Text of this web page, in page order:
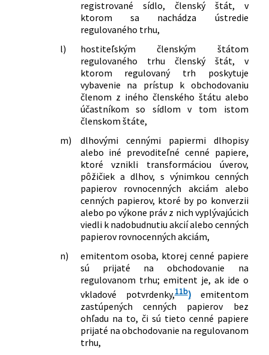
registrované sídlo, členský štát, v
ktorom sa nachádza ústredie
regulovaného trhu,
l)
hostiteľským členským štátom
regulovaného trhu členský štát, v
ktorom regulovaný trh poskytuje
vybavenie na prístup k obchodovaniu
členom z iného členského štátu alebo
účastníkom so sídlom v tom istom
členskom štáte,
m)
dlhovými cennými papiermi dlhopisy
alebo iné prevoditeľné cenné papiere,
ktoré vznikli transformáciou úverov,
pôžičiek a dlhov, s výnimkou cenných
papierov rovnocenných akciám alebo
cenných papierov, ktoré by po konverzii
alebo po výkone práv z nich vyplývajúcich
viedli k nadobudnutiu akcií alebo cenných
papierov rovnocenných akciám,
n)
emitentom osoba, ktorej cenné papiere
sú prijaté na obchodovanie na
regulovanom trhu; emitent je, ak ide o
vkladové potvrdenky,11b)emitentom
zastúpených cenných papierov bez
ohľadu na to, či sú tieto cenné papiere
prijaté na obchodovanie na regulovanom
trhu,